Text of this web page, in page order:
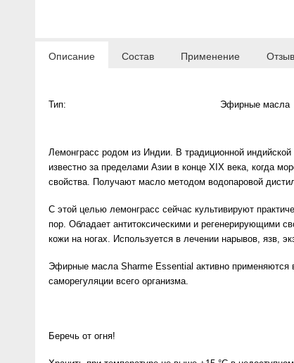
Описание Состав Применение
Тип: Эфирные масла
Лемонграсс родом из Индии. В традиционной
известно за пределами Азии в конце XIX века, когда
свойства. Получают масло методом водопаровой
С этой целью лемонграсс сейчас культивируют
пор. Обладает антитоксическими и регенерирующими
кожи на ногах. Используется в лечении нарывов, язв,
Эфирные масла Sharme Essential активно применяются
саморегуляции всего организма.
Беречь от огня!